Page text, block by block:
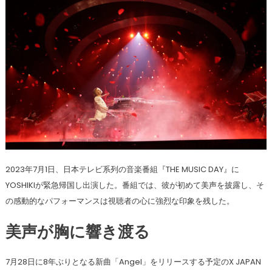
2023年7月1日、日本テレビ系列の音楽番組『THE MUSIC DAY』に
YOSHIKIが緊急帰国し出演した。番組では、彼が初めて美声を披露し、そ
の感動的なパフォーマンスは視聴者の心に強烈な印象を残した。
美声が胸に響き渡る
7月28日に8年ぶりとなる新曲「Angel」をリリースする予定のX JAPAN